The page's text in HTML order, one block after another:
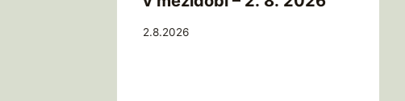
2.8.2026